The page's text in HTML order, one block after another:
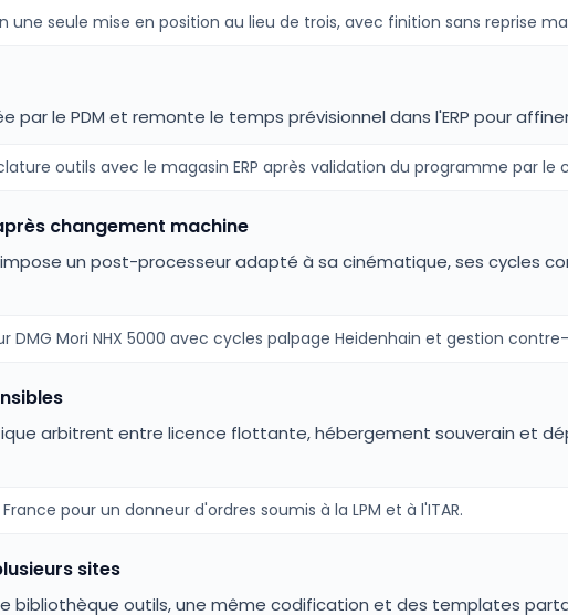
une seule mise en position au lieu de trois, avec finition sans reprise
par le PDM et remonte le temps prévisionnel dans l'ERP pour
outils avec le magasin ERP après validation du programme par le
changement machine
un post-processeur adapté à sa cinématique, ses cycles
DMG Mori NHX 5000 avec cycles palpage Heidenhain et gestion
arbitrent entre licence flottante, hébergement souverain et
pour un donneur d'ordres soumis à la LPM et à l'ITAR.
sites
bibliothèque outils, une même codification et des templates